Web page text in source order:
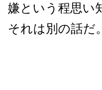
嫌という程思い
それは別の話だ。